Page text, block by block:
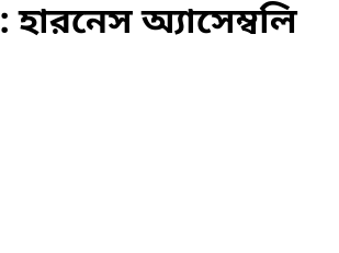
: হারনেস অ্যাসেম্বলি